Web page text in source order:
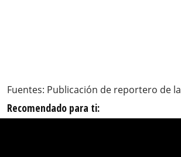
Fuentes: Publicación de reportero de la
Recomendado para ti: